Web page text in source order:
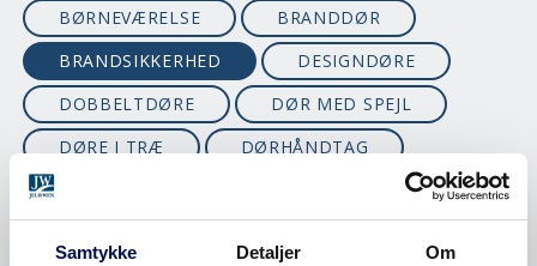
Samtykke Detaljer Om
BØRNEVÆRELSE
BRANDDØR
BRANDSIKKERHED
DESIGNDØRE
DOBBELTDØRE
DØR MED SPEJL
DØRE I TRÆ
DØRHÅNDTAG
EI60